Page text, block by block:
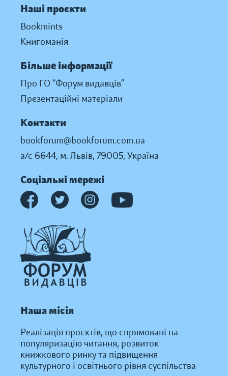
Наші проєкти
Bookmints
Книгоманія
Більше інформації
Про ГО “Форум видавців”
Презентаційні матеріали
Контакти
bookforum@bookforum.com.ua
а/с 6644, м. Львів, 79005, Україна
Соціальні мережі
Наша місія
Реалізація проєктів, що спрямовані на
популяризацію читання, розвиток
книжкового ринку та підвищення
культурного і освітнього рівня суспільства